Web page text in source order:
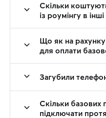
Скільки
із роумінгу в
Що як на
для оплати
Загубили
Скільки базових
підключати